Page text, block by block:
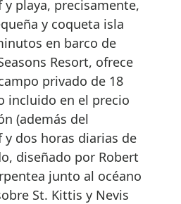
playa, precisamente,
y coqueta isla
en barco de
Resort, ofrece
privado de 18
incluido en el precio
(además del
dos horas diarias de
diseñado por Robert
junto al océano
St. Kittis y Nevis